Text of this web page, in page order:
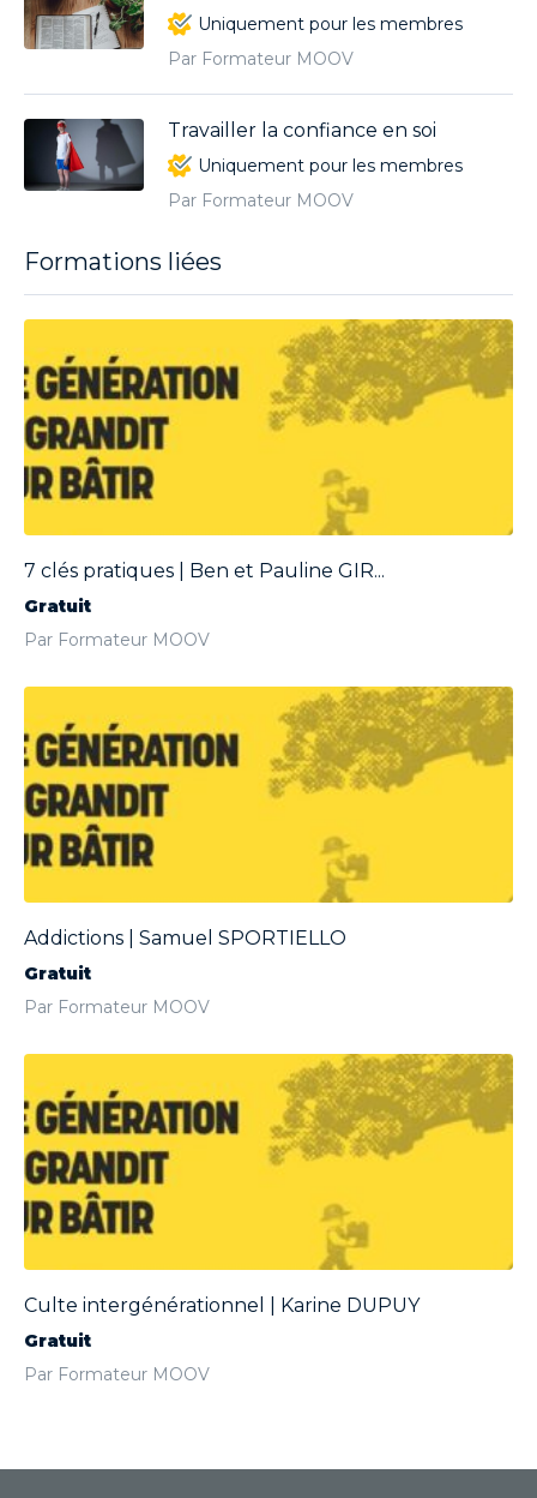
Formations liées
7 clés pratiques | Ben et Pauline GIR...
Gratuit
Par Formateur MOOV
Addictions | Samuel SPORTIELLO
Gratuit
Par Formateur MOOV
Culte intergénérationnel | Karine DUPUY
Gratuit
Par Formateur MOOV
Uniquement pour les membres
Par Formateur MOOV
Travailler la confiance en soi
Uniquement pour les membres
Par Formateur MOOV